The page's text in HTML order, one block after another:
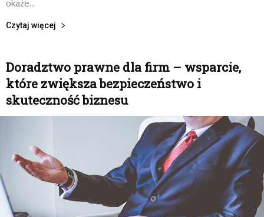
okaże...
Czytaj więcej
Doradztwo prawne dla firm – wsparcie,
które zwiększa bezpieczeństwo i
skuteczność biznesu